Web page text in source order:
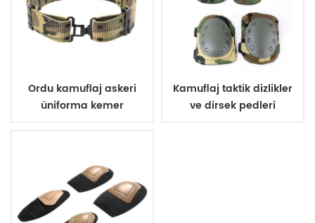
Ordu kamuflaj askeri
üniforma kemer
Kamuflaj taktik dizlikler
ve dirsek pedleri